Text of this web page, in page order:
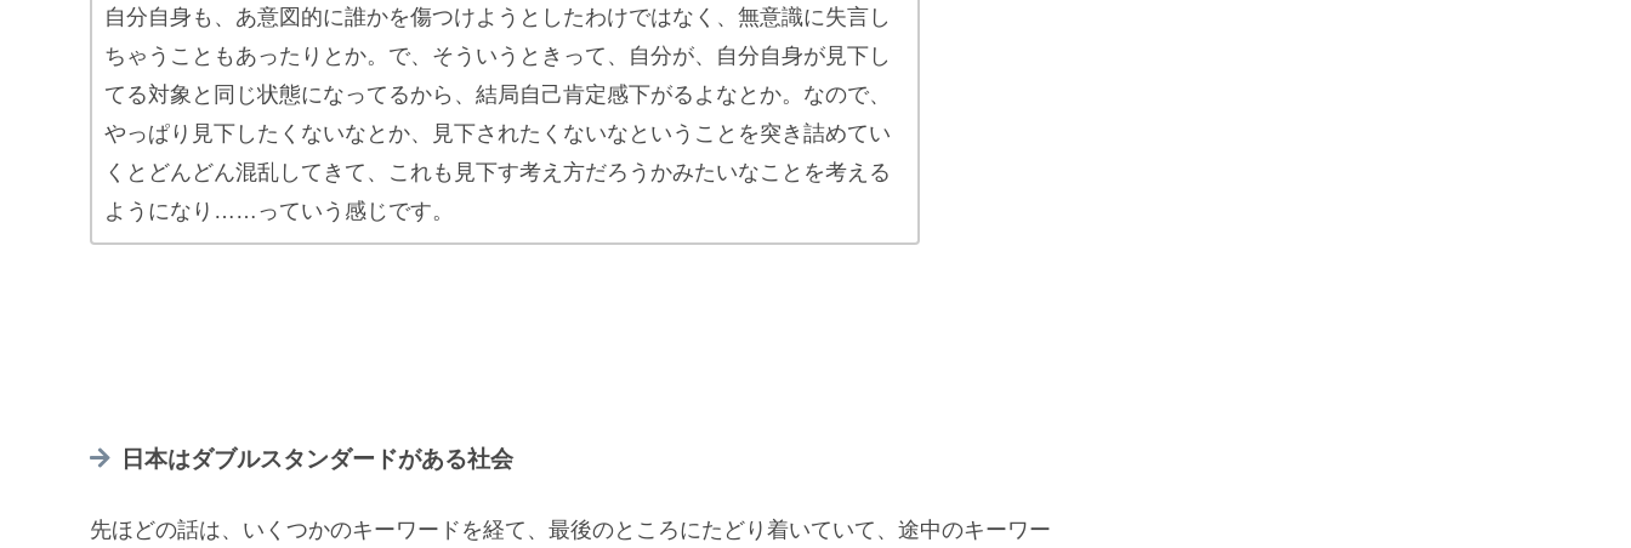
自分自身も、あ意図的に誰かを傷つけようとしたわけではなく、無意識に失言し
ちゃうこともあったりとか。で、そういうときって、自分が、自分自身が見下し
てる対象と同じ状態になってるから、結局自己肯定感下がるよなとか。なので、
やっぱり見下したくないなとか、見下されたくないなということを突き詰めてい
くとどんどん混乱してきて、これも見下す考え方だろうかみたいなことを考える
ようになり……っていう感じです。
日本はダブルスタンダードがある社会
先ほどの話は、いくつかのキーワードを経て、最後のところにたどり着いていて、途中のキーワー